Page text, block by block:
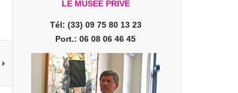
LE MUSEE PRIVE
Tél: (33) 09 75 80 13 23
Port.: 06 08 06 46 45